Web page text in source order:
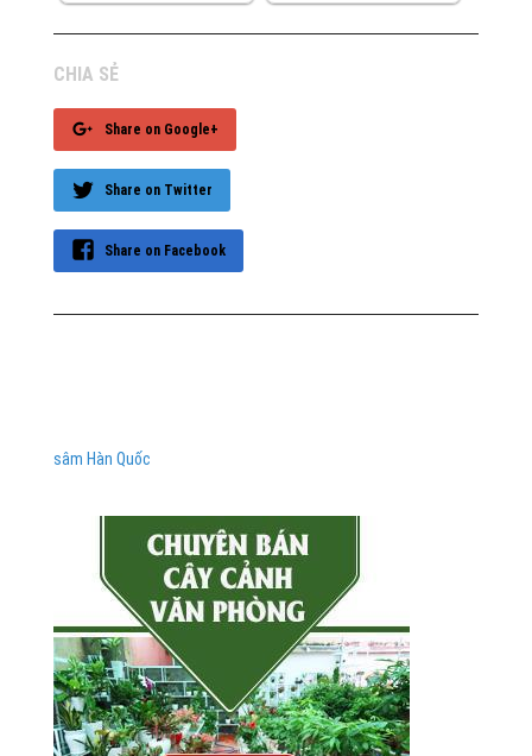
CHIA SẺ
Share on Google+
Share on Twitter
Share on Facebook
sâm Hàn Quốc